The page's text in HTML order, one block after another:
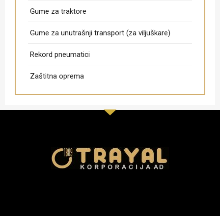
Gume za traktore
Gume za unutrašnji transport (za viljuškare)
Rekord pneumatici
Zaštitna oprema